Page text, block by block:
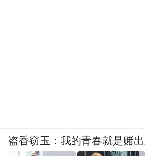
盗香窃玉：我的青春就是赌